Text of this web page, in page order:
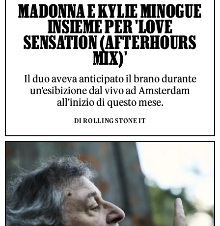
MADONNA E KYLIE MINOGUE
INSIEME PER 'LOVE
SENSATION (AFTERHOURS
MIX)'
Il duo aveva anticipato il brano durante
un'esibizione dal vivo ad Amsterdam
all'inizio di questo mese.
DI ROLLING STONE IT